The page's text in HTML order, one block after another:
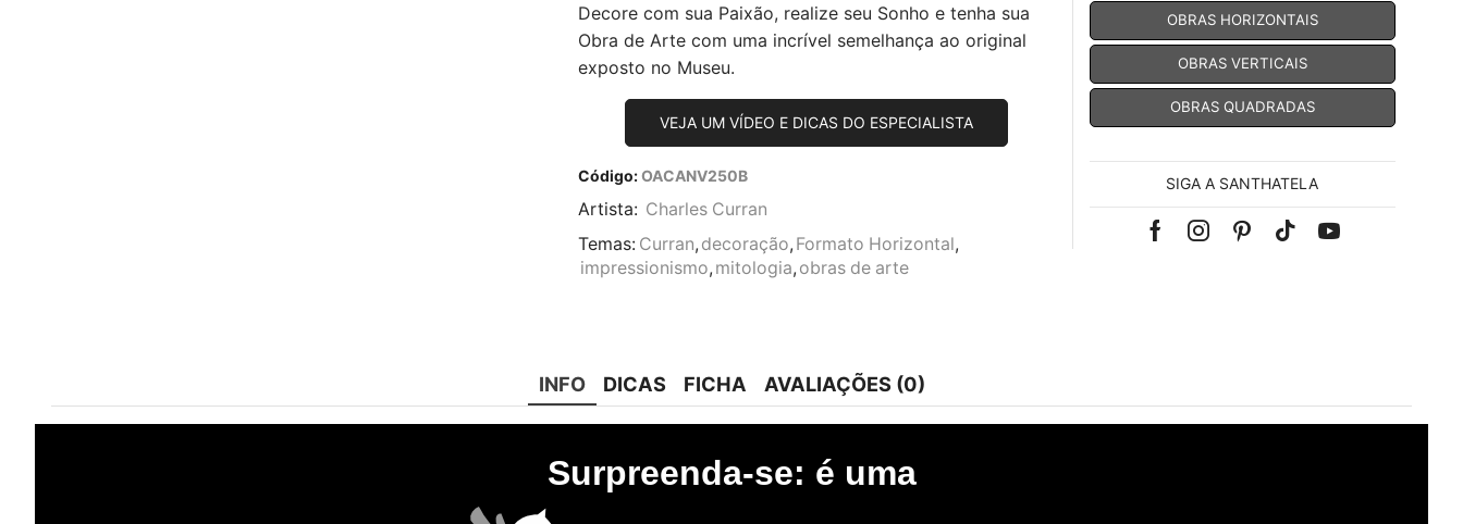
Decore com sua Paixão, realize seu Sonho e tenha sua
Obra de Arte com uma incrível semelhança ao original
exposto no Museu.
VEJA UM VÍDEO E DICAS DO ESPECIALISTA
Código:OACANV250B
Artista: Charles Curran
Temas: Curran, decoração, Formato Horizontal,
impressionismo, mitologia, obras de arte
OBRAS HORIZONTAIS
OBRAS VERTICAIS
OBRAS QUADRADAS
SIGA A SANTHATELA
FacebookInstagramPinterest
Tik-Youtube
INFO DICAS FICHA AVALIAÇÕES (0)
Surpreenda-se: é uma